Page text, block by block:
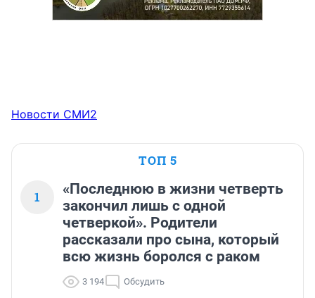
Новости СМИ2
ТОП 5
1
«Последнюю в жизни четверть
закончил лишь с одной
четверкой». Родители
рассказали про сына, который
всю жизнь боролся с раком
3 194 Обсудить